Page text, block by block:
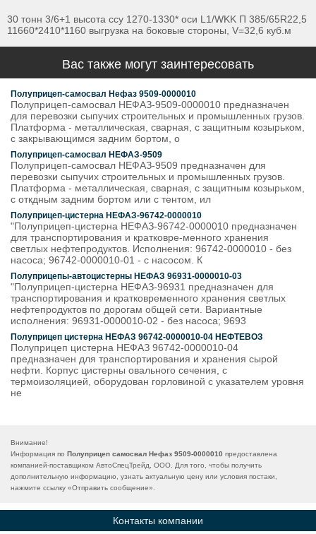
30 тонн 3/6+1 высота ссу 1270-1330* оси L1/WKK П 385/65R22,5
11660*2410*1160 выгрузка на боковые стороны, V=32,6 куб.м
Вас также могут заинтересовать
Полуприцеп-самосвал Нефаз 9509-0000010
Полуприцеп-самосвал НЕФАЗ-9509-0000010 предназначен
для перевозки сыпучих строительных и промышленных грузов.
Платформа - металлическая, сварная, с защитным козырьком,
с закрывающимся задним бортом, о
Полуприцеп-самосвал НЕФАЗ-9509
Полуприцеп-самосвал НЕФАЗ-9509 предназначен для
перевозки сыпучих строительных и промышленных грузов.
Платформа - металлическая, сварная, с защитным козырьком,
с откдным задним бортом или с тентом, ил
Полуприцеп-цистерна НЕФАЗ-96742-0000010
"Полуприцеп-цистерна НЕФАЗ-96742-0000010 предназначен
для транспортирования и кратковре-менного хранения
светлых нефтепродуктов. Исполнения: 96742-0000010 - без
насоса; 96742-0000010-01 - с насосом. К
Полуприцепы-автоцистерны НЕФАЗ 96931-0000010-03
"Полуприцеп-цистерна НЕФАЗ-96931 предназначен для
транспортирования и кратковременного хранения светлых
нефтепродуктов по дорогам общей сети. Вариантные
исполнения: 96931-0000010-02 - без насоса; 9693
Полуприцеп цистерна НЕФАЗ 96742-0000010-04 НЕФТЕВОЗ
Полуприцеп цистерна НЕФАЗ 96742-0000010-04
предназначен для транспортирования и хранения сырой
нефти. Корпус цистерны овального сечения, с
термоизоляцией, оборудован горловиной с указателем уровня
не
Внимание!
Информация по Полуприцеп самосвал Нефаз 9509-0000010 предоставлена
компанией-поставщиком АвтоСпецТрейд, ООО. Для того, чтобы получить
дополнительную информацию, узнать актуальную цену или условия постаки,
нажмите ссылку «Отправить сообщение».
Контакты компании